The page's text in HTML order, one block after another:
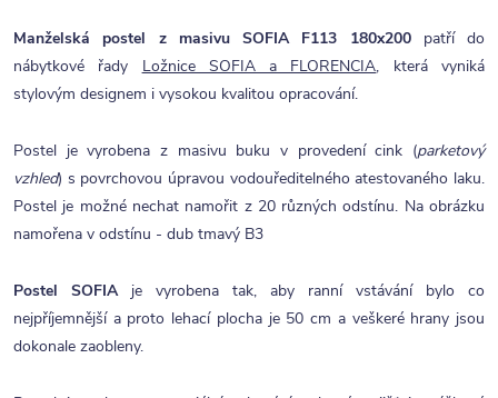
Manželská postel z masivu SOFIA F113 180x200patří do
nábytkové řady Ložnice SOFIA a FLORENCIA, která vyniká
stylovým designem i vysokou kvalitou opracování.
Postel je vyrobena z masivu buku v provedení cink (parketový
vzhled) s povrchovou úpravou vodouředitelného atestovaného laku.
Postel je možné nechat namořit z 20 různých odstínu. Na obrázku
namořena v odstínu - dub tmavý B3
Postel SOFIAje vyrobena tak, aby ranní vstávání bylo co
nejpříjemnější a proto lehací plocha je 50 cm a veškeré hrany jsou
dokonale zaobleny.